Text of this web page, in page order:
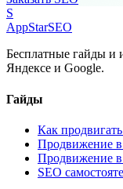
S
AppStarSEO
Бесплатные гайды и
Яндексе и Google.
Гайды
Как
Продвижение
Продвижение
SEO